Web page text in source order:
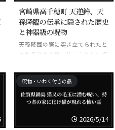
宮崎県高千穂町 天逆鉾、天
孫降臨の伝承に隠された歴史
と神器級の呪物
天孫降臨の際に突き立てられたと
される逆さの鉾。抜こうとした坂
級の呪物。
呪物・いわく付きの品
2026/5/14